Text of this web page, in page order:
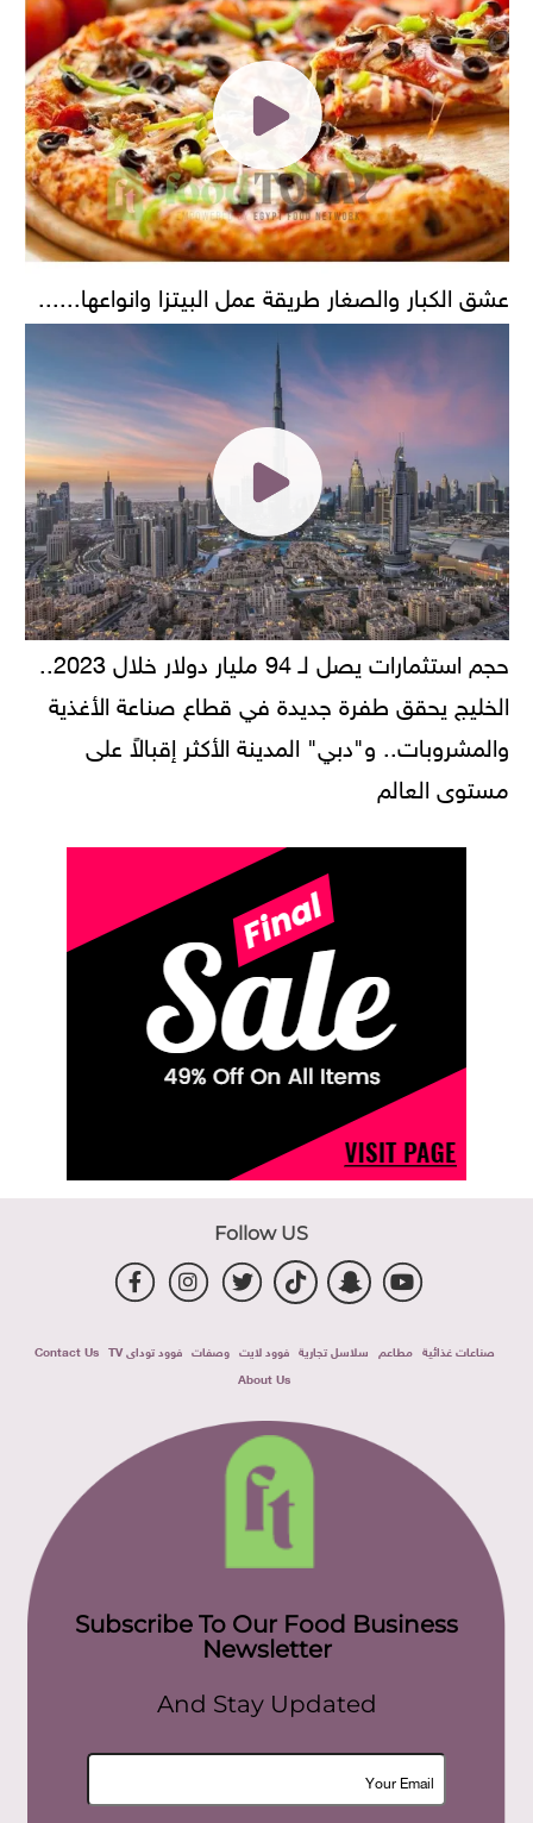
عشق الكبار والصغار طريقة عمل البيتزا وانواعها......
الخليج يحقق طفرة جديدة في قطاع صناعة الأغذية
والمشروبات.. و"دبي" المدينة الأكثر إقبالاً على
مستوى العالم
Follow US
صناعات غذائية مطاعم سلاسل تجارية فوود لايت وصفات فوود توداى TV
Contact Us
About Us
Subscribe To Our Food Business
Newsletter
And Stay Updated